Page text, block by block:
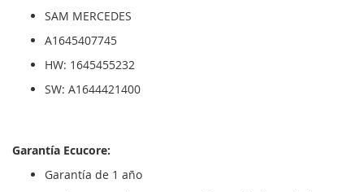
SAM MERCEDES
A1645407745
HW: 1645455232
SW: A1644421400
Garantía Ecucore:
Garantía de 1 año